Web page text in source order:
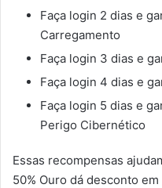
Faça login 2 dias e
Carregamento
Faça login 3 dias e
Faça login 4 dias e
Faça login 5 dias e
Perigo Cibernético
Essas recompensas
50% Ouro dá desconto